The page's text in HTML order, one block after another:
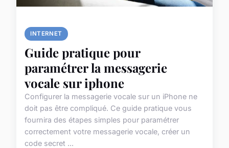
INTERNET
Guide pratique pour
paramétrer la messagerie
vocale sur iphone
Configurer la messagerie vocale sur un iPhone ne
doit pas être compliqué. Ce guide pratique vous
fournira des étapes simples pour paramétrer
correctement votre messagerie vocale, créer un
code secret ...